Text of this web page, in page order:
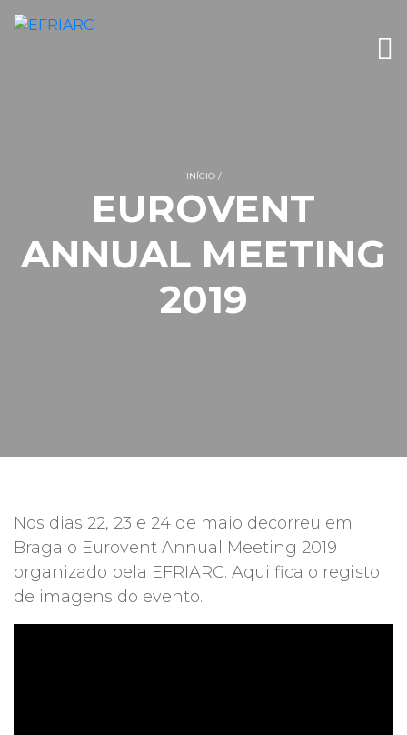
INÍCIO
EUROVENT
ANNUAL MEETING
2019
Nos dias 22, 23 e 24 de maio decorreu em
Braga o Eurovent Annual Meeting 2019
organizado pela EFRIARC. Aqui fica o registo
de imagens do evento.